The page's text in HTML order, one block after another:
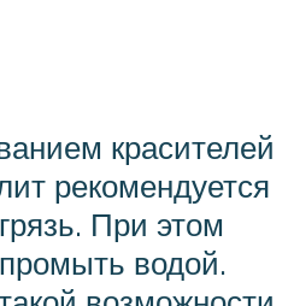
красителей
рекомендуется
При этом
водой.